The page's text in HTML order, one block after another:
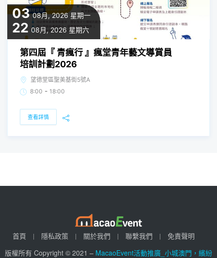
03 08月, 2026 星期一
22 08月, 2026 星期六
第四屆『 青瘋行 』瘋堂青年藝文導賞員
培訓計劃2026
望德堂區聖美基街5號A
8:00 - 18:00
查看詳情
首頁 隱私政策 關於我們 聯繫我們
免責聲明
版權所有 Copyright © 2021 – MacaoEvent活動推廣_小城澳門，繽紛